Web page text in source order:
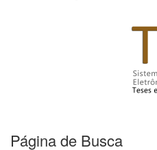
Página de Busca